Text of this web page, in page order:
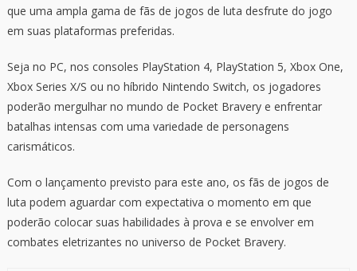
que uma ampla gama de fãs de jogos de luta desfrute do jogo
em suas plataformas preferidas.
Seja no PC, nos consoles PlayStation 4, PlayStation 5, Xbox One,
Xbox Series X/S ou no híbrido Nintendo Switch, os jogadores
poderão mergulhar no mundo de Pocket Bravery e enfrentar
batalhas intensas com uma variedade de personagens
carismáticos.
Com o lançamento previsto para este ano, os fãs de jogos de
luta podem aguardar com expectativa o momento em que
poderão colocar suas habilidades à prova e se envolver em
combates eletrizantes no universo de Pocket Bravery.